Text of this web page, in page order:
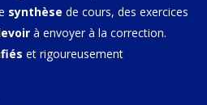
synthèse de cours, des exercices
à envoyer à la correction.
et rigoureusement